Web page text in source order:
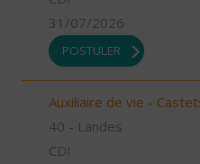
31/07/2026
POSTULER
Auxiliaire de vie -
40 - Landes
CDI